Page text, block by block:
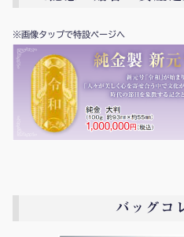
※画像タップで特設ページへ
バッグコ